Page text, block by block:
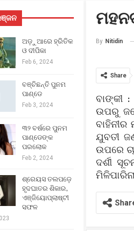
By Nitidin
Share
ବାଙ୍କୀ
ଉପରୁ
ଯୁବତୀ
ଉପରେ
ଦର୍ଶୀ
ଅଡ଼ୁଆରେ ହ୍ରିତିକ
ଓ ଦୀପିକା
Feb 6, 2024
ବଞ୍ଚିଛନ୍ତି ପୁନମ
ପାଣ୍ଡେ
Feb 3, 2024
୩୨ ବର୍ଷରେ ପୁନମ
ପାଣ୍ଡେଙ୍କ
ପରଲୋକ
Feb 2, 2024
ଶ୍ରେୟସ ତଲପଡ଼େ
ହୃଦଘାତର ଶିକାର,
ଏଞ୍ଜିୟୋପ୍ଲାଷ୍ଟୀ
ସଫଳ